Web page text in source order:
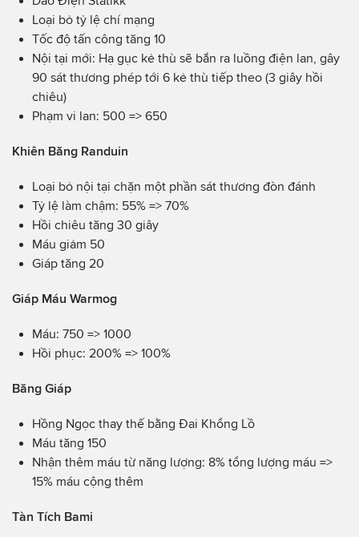
Loại bỏ tỷ lệ chí mạng
Tốc độ tấn công tăng 10
Nội tại mới: Hạ gục kẻ thù sẽ bắn ra luồng điện lan, gây
90 sát thương phép tới 6 kẻ thù tiếp theo (3 giây hồi
chiêu)
Phạm vi lan: 500 => 650
Khiên Băng Randuin
Loại bỏ nội tại chặn một phần sát thương đòn đánh
Tỷ lệ làm chậm: 55% => 70%
Hồi chiêu tăng 30 giây
Máu giảm 50
Giáp tăng 20
Giáp Máu Warmog
Máu: 750 => 1000
Hồi phục: 200% => 100%
Băng Giáp
Hồng Ngọc thay thế bằng Đai Khổng Lồ
Máu tăng 150
Nhận thêm máu từ năng lượng: 8% tổng lượng máu =>
15% máu cộng thêm
Tàn Tích Bami